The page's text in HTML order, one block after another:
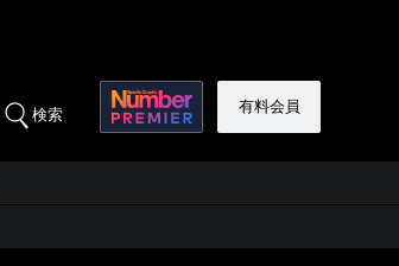
検索 有料会員